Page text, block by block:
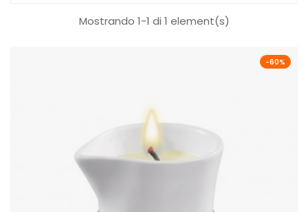
Mostrando 1-1 di 1 element(s)
-60%